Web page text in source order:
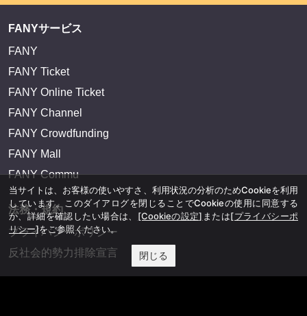
FANYサービス
FANY
FANY Ticket
FANY Online Ticket
FANY Channel
FANY Crowdfunding
FANY Mall
FANY Commu
法務・規約
プライバシーポリシー
反社会的勢力排除宣言
当サイトは、お客様の使いやすさ、利用状況の分析のためCookieを利用
しています。このダイアログを閉じることでCookieの使用に同意する
か、詳細を確認したい場合は、 [Cookieの設定] または[プライバシーポ
リシー]をご参照ください。
閉じる